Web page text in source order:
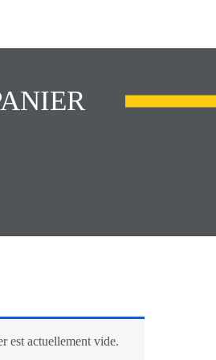
est actuellement vide.